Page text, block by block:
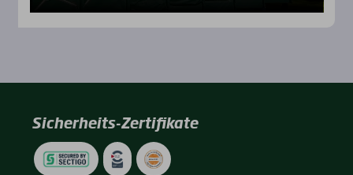
Sicherheits-Zertifikate